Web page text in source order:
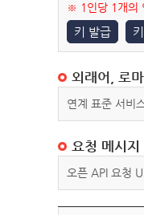
※ 1인당 1개의
키 발급
외래어, 로
연계 표준 서비
요청 메시지
오픈 API 요청